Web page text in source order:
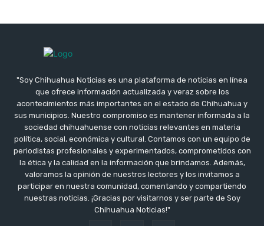
"Soy Chihuahua Noticias es una plataforma de noticias en línea
que ofrece información actualizada y veraz sobre los
acontecimientos más importantes en el estado de Chihuahua y
sus municipios. Nuestro compromiso es mantener informada a la
sociedad chihuahuense con noticias relevantes en materia
política, social, económica y cultural. Contamos con un equipo de
periodistas profesionales y experimentados, comprometidos con
la ética y la calidad en la información que brindamos. Además,
valoramos la opinión de nuestros lectores y los invitamos a
participar en nuestra comunidad, comentando y compartiendo
nuestras noticias. ¡Gracias por visitarnos y ser parte de Soy
Chihuahua Noticias!"